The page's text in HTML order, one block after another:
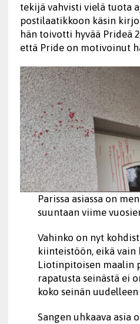
tekijä vahvisti vielä tuota
postilaatikkoon käsin
hän toivotti hyvää Prideä
että Pride on motivoinut
Parissa asiassa on
suuntaan viime
Vahinko on nyt
kiinteistöön, eikä
Liotinpitoisen maalin
rapatusta seinästä ei
koko seinän
Sangen uhkaava asia